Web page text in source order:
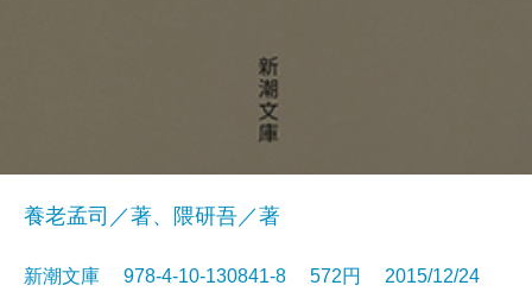
養老孟司／著、隈研吾／著
新潮文庫 978-4-10-130841-8 572円 2015/12/24